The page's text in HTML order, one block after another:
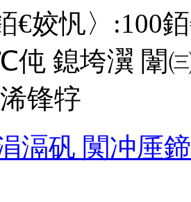
€姣忛〉:100
伅 鎴垮瀷 闈
浠锋牸
滆矾 闃冲厜